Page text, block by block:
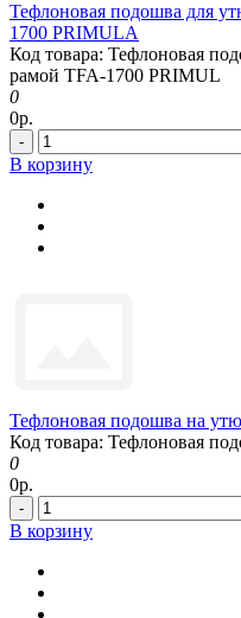
Тефлоновая подошва для
1700 PRIMULA
Код товара: Тефлоновая
рамой TFA-1700 PRIMUL
0
0р.
-
В корзину
Тефлоновая подошва на
Код товара: Тефлоновая
0
0р.
-
В корзину